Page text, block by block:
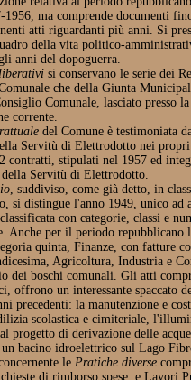
1956, ma comprende documenti
atti riguardanti più anni. Si
della vita politico-
anni del dopoguerra.
si conservano le serie dei
che della Giunta
Comunale, lasciato presso
corrente.
del Comune è testimoniata
Servitù di Elettrodotto nei
contratti, stipulati nel 1957 ed
Servitù di Elettrodotto.
, suddiviso, come già detto, in
si distingue l'anno 1949, unico ad
con categorie, classi e
Anche per il periodo repubblicano
quinta, Finanze, con fatture
Agricoltura, Industria e
dei boschi comunali. Gli atti
offrono un interessante spaccato
precedenti: la manutenzione e
scolastica e cimiteriale,
progetto di derivazione delle
bacino idroelettrico sul Lago
le Pratiche diverse
di rimborso spese, e Lavori